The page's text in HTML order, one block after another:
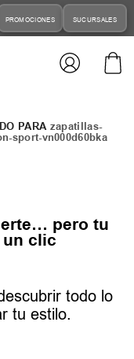
PROMOCIONES SUCURSALES
zapatillas-
sport-vn000d60bka
pero tu
clic
todo lo
tu estilo.